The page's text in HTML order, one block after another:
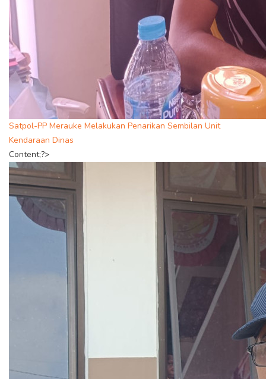
Satpol-PP Merauke Melakukan Penarikan Sembilan Unit
Kendaraan Dinas
Content;?>